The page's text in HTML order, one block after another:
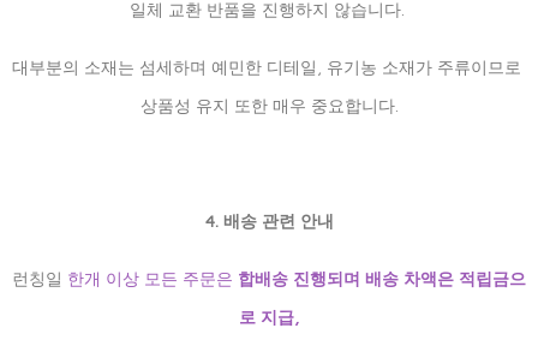
일체 교환 반품을 진행하지 않습니다.
대부분의 소재는 섬세하며 예민한 디테일, 유기농 소재가 주류이므로
상품성 유지 또한 매우 중요합니다.
4. 배송 관련 안내
런칭일 한개 이상 모든 주문은 합배송 진행되며 배송 차액은 적립금으
로 지급,